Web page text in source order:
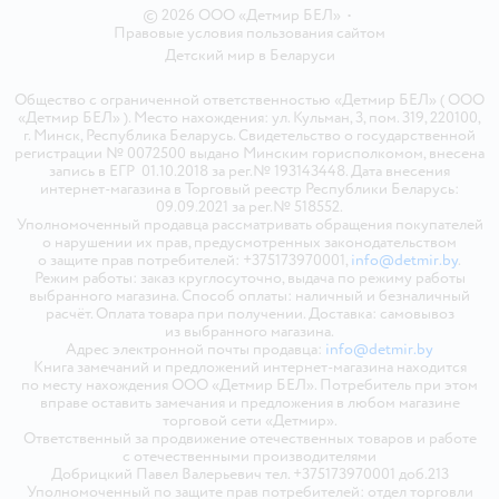
© 2026 ООО «Детмир БЕЛ» •
Правовые условия пользования сайтом
Детский мир в Беларуси
Общество с ограниченной ответственностью «Детмир БЕЛ» ( ООО
«Детмир БЕЛ» ). Место нахождения: ул. Кульман, 3, пом. 319, 220100,
г. Минск, Республика Беларусь. Свидетельство о государственной
регистрации № 0072500 выдано Минским горисполкомом, внесена
запись в ЕГР 01.10.2018 за рег.№ 193143448. Дата внесения
интернет-магазина в Торговый реестр Республики Беларусь:
09.09.2021 за рег.№ 518552.
Уполномоченный продавца рассматривать обращения покупателей
о нарушении их прав, предусмотренных законодательством
о защите прав потребителей: +375173970001, info@detmir.by.
Режим работы: заказ круглосуточно, выдача по режиму работы
выбранного магазина. Способ оплаты: наличный и безналичный
расчёт. Оплата товара при получении. Доставка: самовывоз
из выбранного магазина.
Адрес электронной почты продавца: info@detmir.by
Книга замечаний и предложений интернет-магазина находится
по месту нахождения ООО «Детмир БЕЛ». Потребитель при этом
вправе оставить замечания и предложения в любом магазине
торговой сети «Детмир».
Ответственный за продвижение отечественных товаров и работе
с отечественными производителями
Добрицкий Павел Валерьевич тел. +375173970001 доб.213
Уполномоченный по защите прав потребителей: отдел торговли